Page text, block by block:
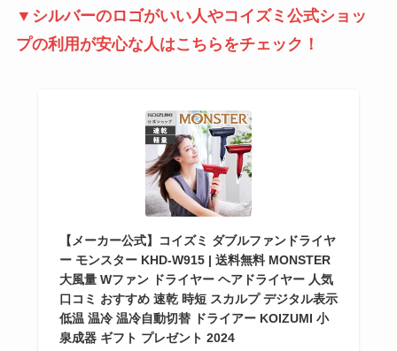
▼シルバーのロゴがいい人やコイズミ公式ショッ
プの利用が安心な人はこちらをチェック！
【メーカー公式】コイズミ ダブルファンドライヤ
ー モンスター KHD-W915 | 送料無料 MONSTER
大風量 Wファン ドライヤー ヘアドライヤー 人気
口コミ おすすめ 速乾 時短 スカルプ デジタル表示
低温 温冷 温冷自動切替 ドライアー KOIZUMI 小
泉成器 ギフト プレゼント 2024